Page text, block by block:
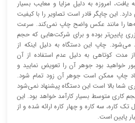
در دهه 1950 توسعه یافت، امروزه به دلیل مزایا و معایب بسیار
این چاپگر قادر است تصاویر را با کیفیت
را مانند عکس واضح چاپ نمی‌کند. سرعت
پایین‌تر بوده و برای شرکت‌هایی که حجم
می‌شود. چاپ این دستگاه به دلیل اینکه از
مدت کوتاهی به دلیل عدم استفاده از آن
بود جوهر آن را تعویض نمایید و
چاپ ممکن است جوهر آن زود تمام شود.
شما بالا است این دستگاه پیشنهاد نمی‌شود
کاری متوسط بسیار کارآمد خواهد بود. این
کاره، سه کاره و چهار کاره ارائه شده و از
پایین است.